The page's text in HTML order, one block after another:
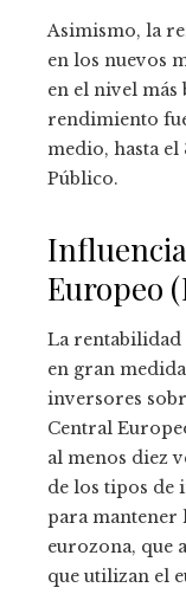
Asimismo, la
en los nuevos
en el nivel más
rendimiento
medio, hasta el
Público.
Europeo
La rentabilidad
en gran
inversores
Central
al menos diez
de los tipos de
para mantener
eurozona, que
que utilizan el